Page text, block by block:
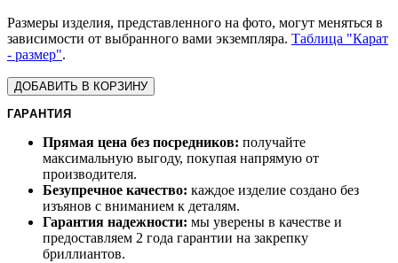
Размеры изделия, представленного на фото, могут меняться в
зависимости от выбранного вами экземпляра. Таблица "Карат
- размер".
ДОБАВИТЬ В КОРЗИНУ
ГАРАНТИЯ
Прямая цена без посредников: получайте
максимальную выгоду, покупая напрямую от
производителя.
Безупречное качество: каждое изделие создано без
изъянов с вниманием к деталям.
Гарантия надежности: мы уверены в качестве и
предоставляем 2 года гарантии на закрепку
бриллиантов.